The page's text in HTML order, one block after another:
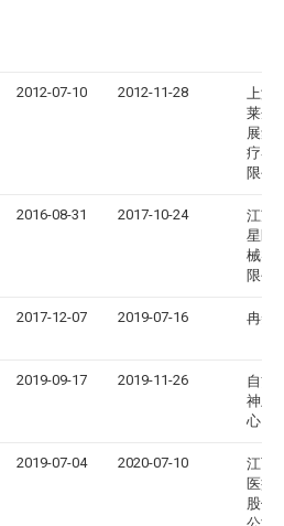
2012-07-10 2012-11-28
上海
莱企
展集
疗器
限公
2016-08-31 2017-10-24
江苏
星医
械实
限公
2017-12-07 2019-07-16 冉秦
2019-09-17 2019-11-26
自贡
神卫
心
2019-07-04 2020-07-10
江西
医疗
股份